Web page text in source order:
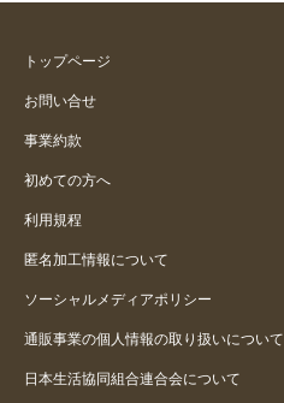
トップページ
お問い合せ
事業約款
初めての方へ
利用規程
匿名加工情報について
ソーシャルメディアポリシー
通販事業の個人情報の取り扱いについて
日本生活協同組合連合会について